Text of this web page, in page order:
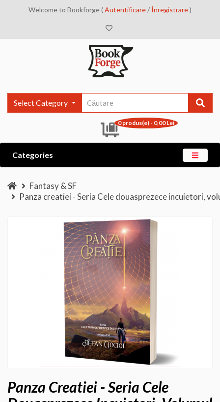
Welcome to Bookforge (Autentificare/Înregistrare)
Select Category
0 produs(e) - 0,00 Lei
Categories
Fantasy & SF
Panza creatiei - Seria Cele douasprezece incuietori,
Panza Creatiei - Seria Cele